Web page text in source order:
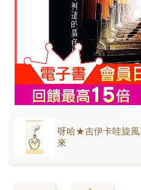
呀哈★吉伊卡哇旋風
來